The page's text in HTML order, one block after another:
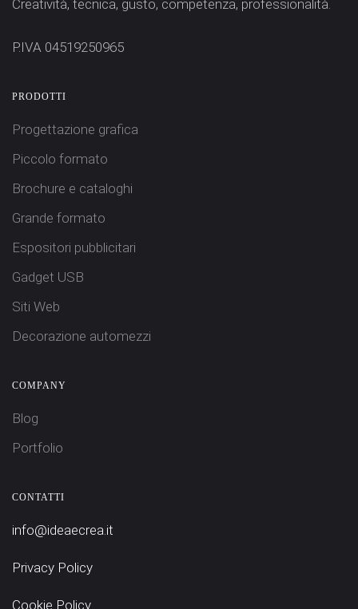
Creatività, tecnica, gusto, competenza, professionalità.
P.IVA 04519250965
PRODOTTI
Progettazione grafica
Piccolo formato
Brochure e cataloghi
Grande formato
Espositori pubblicitari
Gadget USB
Siti Web
Decorazione automezzi
COMPANY
Blog
Portfolio
CONTATTI
info@ideaecrea.it
Privacy Policy
Cookie Policy